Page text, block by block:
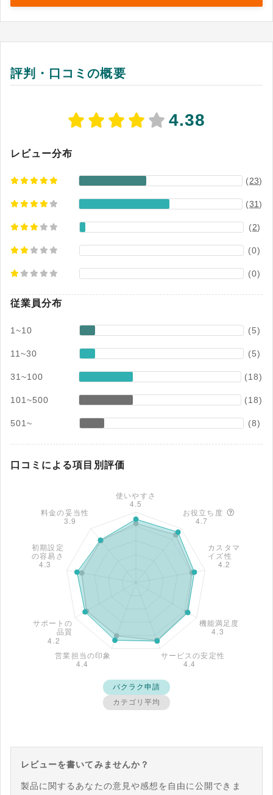
に応じて自動分岐し、購買申請と支払申請の紐付
け・予算超過の事前検知にも対応しています。 ス
めやすくなっています。二重申請の自動検知機能
も備えており、全社横断のワークフロー管理を一
管理でき、バクラク請求書受取との連携にも対応
クシリーズのサービス継続率は高水準（※）を維
（2026年05月07日閲覧）
評判・口コミの概要
4.38
レビュー分布
(23)
(31)
(2)
(0)
(0)
従業員分布
1~10 (5)
11~30 (5)
31~100 (18)
101~500 (18)
501~ (8)
口コミによる項目別評価
バクラク申請
カテゴリ平均
レビューを書いてみませんか？
製品に関するあなたの意見や感想を自由に公開できま